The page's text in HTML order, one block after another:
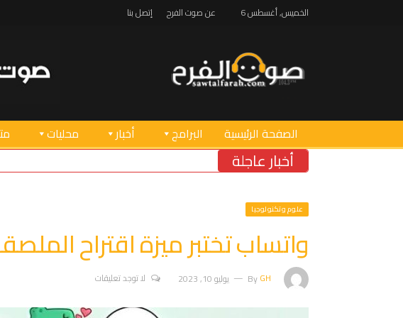
الخميس, أغسطس 6 عن صوت الفرح إتصل بنا
الصفحة الرئيسية البرامج أخبار محليات
أخبار عاجلة
علوم وتكنولوجيا
واتساب تختبر ميزة اقتراح
ByGH يوليو 10, 2023 لا توجد تعليقات